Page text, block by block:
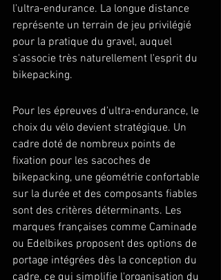
l'ultra-endurance. La longue distance
représente un terrain de jeu privilégié
pour la pratique du gravel, auquel
s'associe très naturellement l'esprit du
bikepacking.
Pour les épreuves d'ultra-endurance, le
choix du vélo devient stratégique. Un
cadre doté de nombreux points de
fixation pour les sacoches de
bikepacking, une géométrie confortable
sur la durée et des composants fiables
sont des critères déterminants. Les
marques françaises comme Caminade
ou Edelbikes proposent des options de
portage intégrées dès la conception du
cadre, ce qui simplifie l'organisation du